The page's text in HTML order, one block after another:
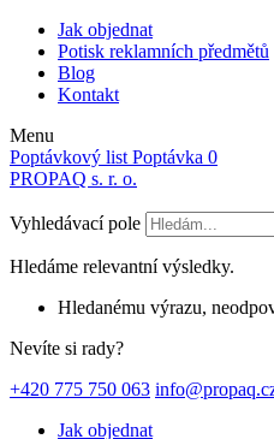
Jak objednat
Potisk reklamních předmětů
Blog
Kontakt
Menu
Poptávkový list Poptávka 0
PROPAQ s. r. o.
Vyhledávací pole
Hledáme relevantní výsledky.
Hledanému výrazu,
Nevíte si rady?
+420 775 750 063
Jak objednat